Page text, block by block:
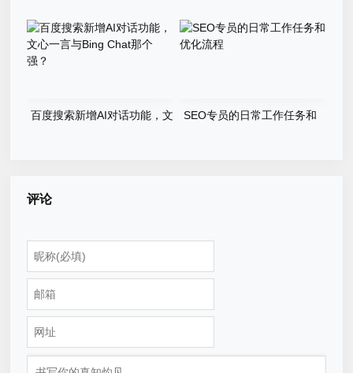
百度搜索新增AI对话功能，文
SEO专员的日常工作任务和
评论